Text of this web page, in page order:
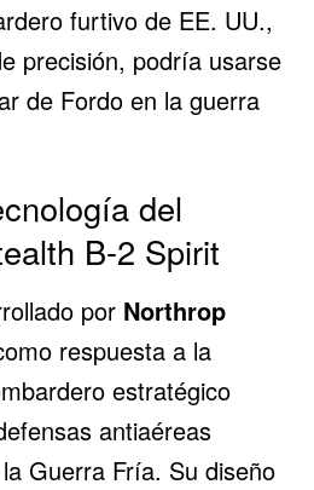
furtivo de EE. UU.,
precisión, podría usarse
de Fordo en la guerra
del
B-2 Spirit
por Northrop
respuesta a la
estratégico
antiaéreas
Guerra Fría. Su diseño